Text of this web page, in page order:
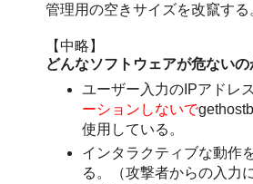
管理用の空きサイズを改竄する
【中略】
どんなソフトウェアが危ないの
ユーザー入力のIPアドレ
ーションしないで
使用している。
インタラクティブな動作
る。（攻撃者からの入力